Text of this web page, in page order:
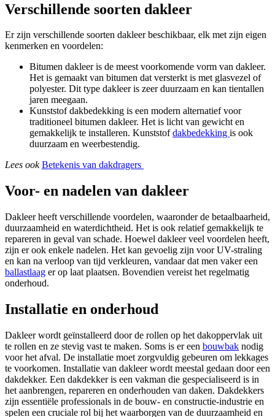
Verschillende soorten dakleer
Er zijn verschillende soorten dakleer beschikbaar, elk met zijn eigen
kenmerken en voordelen:
Bitumen dakleer is de meest voorkomende vorm van dakleer.
Het is gemaakt van bitumen dat versterkt is met glasvezel of
polyester. Dit type dakleer is zeer duurzaam en kan tientallen
jaren meegaan.
Kunststof dakbedekking is een modern alternatief voor
traditioneel bitumen dakleer. Het is licht van gewicht en
gemakkelijk te installeren. Kunststofdakbedekking is ook
duurzaam en weerbestendig.
Lees ookBetekenis van dakdragers
Voor- en nadelen van dakleer
Dakleer heeft verschillende voordelen, waaronder de betaalbaarheid,
duurzaamheid en waterdichtheid. Het is ook relatief gemakkelijk te
repareren in geval van schade. Hoewel dakleer veel voordelen heeft,
zijn er ook enkele nadelen. Het kan gevoelig zijn voor UV-straling
en kan na verloop van tijd verkleuren, vandaar dat men vaker een
ballastlaag er op laat plaatsen. Bovendien vereist het regelmatig
onderhoud.
Installatie en onderhoud
Dakleer wordt geïnstalleerd door de rollen op het dakoppervlak uit
te rollen en ze stevig vast te maken. Soms is er een bouwbak nodig
voor het afval. De installatie moet zorgvuldig gebeuren om lekkages
te voorkomen. Installatie van dakleer wordt meestal gedaan door een
dakdekker. Een dakdekker is een vakman die gespecialiseerd is in
het aanbrengen, repareren en onderhouden van daken. Dakdekkers
zijn essentiële professionals in de bouw- en constructie-industrie en
spelen een cruciale rol bij het waarborgen van de duurzaamheid en